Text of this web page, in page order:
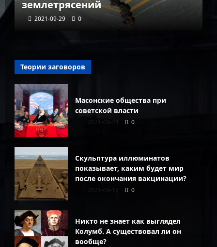
землетрясений
2021-09-29 0
Теории заговоров
Масонские общества при
советской власти
2021-09-24 0
Скульптура иллюминатов
показывает, каким будет мир
после окончания вакцинации?
2021-09-17 0
Никто не знает как выглядел
Колумб. А существовал ли он
вообще?